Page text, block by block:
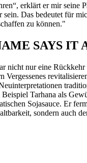
erklärt er mir seine
sein. Das bedeutet für
zu können."
SAYS IT
nicht nur eine
Vergessenes
Tarhana als
Sojasauce. Er
sondern auch